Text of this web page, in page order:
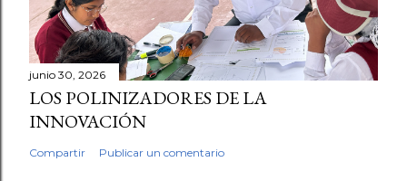
junio 30, 2026
LOS POLINIZADORES DE LA
INNOVACIÓN
Compartir Publicar un comentario